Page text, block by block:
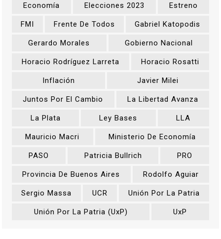
Economía Elecciones 2023 Estreno
FMI Frente De Todos Gabriel Katopodis
Gerardo Morales Gobierno Nacional
Horacio Rodríguez Larreta Horacio Rosatti
Inflación Javier Milei
Juntos Por El Cambio La Libertad Avanza
La Plata Ley Bases LLA
Mauricio Macri Ministerio De Economía
PASO Patricia Bullrich PRO
Provincia De Buenos Aires Rodolfo Aguiar
Sergio Massa UCR Unión Por La Patria
Unión Por La Patria (UxP) UxP